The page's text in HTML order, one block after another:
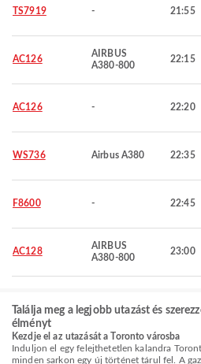
TS7919 - 21:55
AC126
AIRBUS
A380-800
22:15
AC126 - 22:20
WS736 Airbus A380 22:35
F8600 - 22:45
AC128
AIRBUS
A380-800
23:00
Találja meg a legjobb utazást és
élményt
Kezdje el az utazását a Toronto városba
Induljon el egy felejthetetlen kalandra
minden sarkon egy új történet tárul fel. A